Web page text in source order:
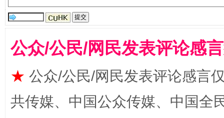
公众/公民/网民发表评论感
★ 公众/公民/网民发表评论感言
共传媒、中国公众传媒、中国全